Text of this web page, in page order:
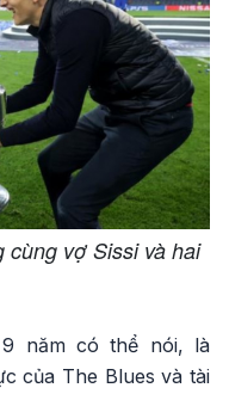
cùng vợ Sissi và hai
năm có thể nói, là
của The Blues và tài